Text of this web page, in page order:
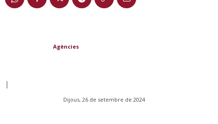
Agències
|
Dijous, 26 de setembre de 2024